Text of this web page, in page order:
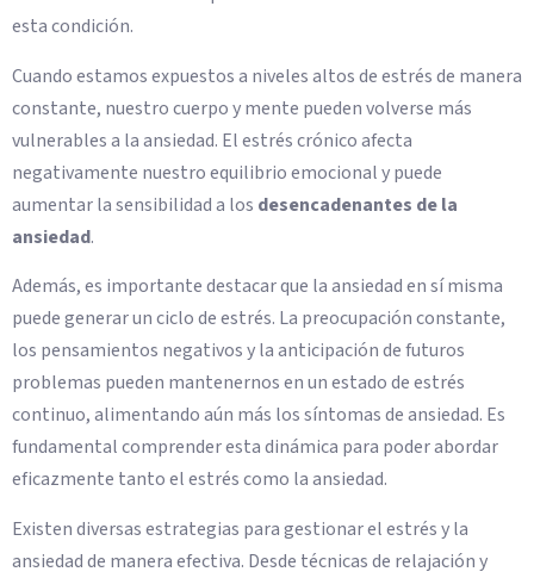
esta condición.
Cuando estamos expuestos a niveles altos de estrés de manera
constante, nuestro cuerpo y mente pueden volverse más
vulnerables a la ansiedad. El estrés crónico afecta
negativamente nuestro equilibrio emocional y puede
aumentar la sensibilidad a los desencadenantes de la
ansiedad.
Además, es importante destacar que la ansiedad en sí misma
puede generar un ciclo de estrés. La preocupación constante,
los pensamientos negativos y la anticipación de futuros
problemas pueden mantenernos en un estado de estrés
continuo, alimentando aún más los síntomas de ansiedad. Es
fundamental comprender esta dinámica para poder abordar
eficazmente tanto el estrés como la ansiedad.
Existen diversas estrategias para gestionar el estrés y la
ansiedad de manera efectiva. Desde técnicas de relajación y